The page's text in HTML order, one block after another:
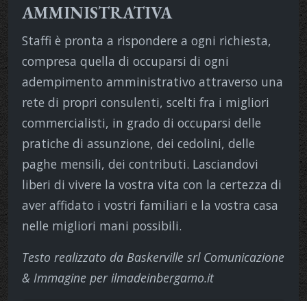
AMMINISTRATIVA
Staffi è pronta a rispondere a ogni richiesta,
compresa quella di occuparsi di ogni
adempimento amministrativo attraverso una
rete di propri consulenti, scelti fra i migliori
commercialisti, in grado di occuparsi delle
pratiche di assunzione, dei cedolini, delle
paghe mensili, dei contributi. Lasciandovi
liberi di vivere la vostra vita con la certezza di
aver affidato i vostri familiari e la vostra casa
nelle migliori mani possibili.
Testo realizzato da Baskerville srl Comunicazione
& Immagine per ilmadeinbergamo.it